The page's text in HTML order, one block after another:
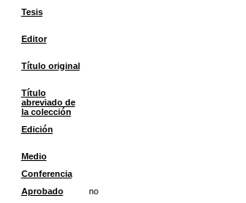
Tesis
Editor
Título original
Título
abreviado de
la colección
Edición
Medio
Conferencia
Aprobado
no